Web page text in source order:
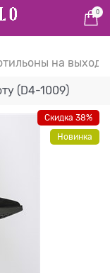
0
на выход
(D4-1009)
Скидка 38%
Новинка